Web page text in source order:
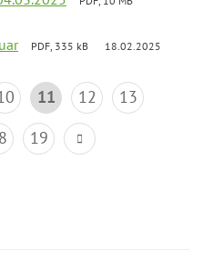
PDF, 335 kB 18.02.2025
11 12
13
19